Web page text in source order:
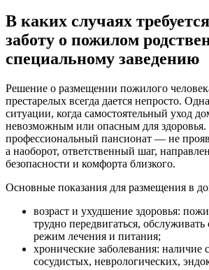
В каких случаях
заботу о пожилом
специальному заведению
Решение о размещении пожилого
престарелых всегда дается непросто.
ситуации, когда самостоятельный уход
невозможным или опасным для здоровья.
профессиональный пансионат — не
а наоборот, ответственный шаг,
безопасности и комфорта близкого.
Основные показания для размещения в
возраст и ухудшение здоровья:
трудно передвигаться, обслуживать
режим лечения и питания;
хронические заболевания: наличие
сосудистых, неврологических,